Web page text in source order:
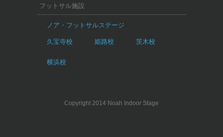
フットサル施設
ノア・フットサルステージ
久宝寺校 姫路校 茨木校
横浜校
Copyright 2014 Noah Indoor Stage